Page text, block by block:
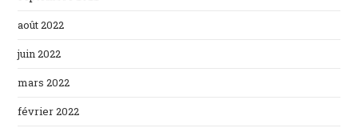
août 2022
juin 2022
mars 2022
février 2022